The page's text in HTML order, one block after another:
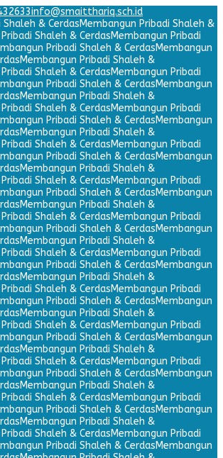
info@smaitthariq.sch.id
Shaleh & CerdasMembangun Pribadi Shaleh &
Shaleh & CerdasMembangun Pribadi
Pribadi Shaleh & CerdasMembangun
Membangun Pribadi Shaleh &
Shaleh & CerdasMembangun Pribadi
Pribadi Shaleh & CerdasMembangun
Membangun Pribadi Shaleh &
Shaleh & CerdasMembangun Pribadi
Pribadi Shaleh & CerdasMembangun
Membangun Pribadi Shaleh &
Shaleh & CerdasMembangun Pribadi
Pribadi Shaleh & CerdasMembangun
Membangun Pribadi Shaleh &
Shaleh & CerdasMembangun Pribadi
Pribadi Shaleh & CerdasMembangun
Membangun Pribadi Shaleh &
Shaleh & CerdasMembangun Pribadi
Pribadi Shaleh & CerdasMembangun
Membangun Pribadi Shaleh &
Shaleh & CerdasMembangun Pribadi
Pribadi Shaleh & CerdasMembangun
Membangun Pribadi Shaleh &
Shaleh & CerdasMembangun Pribadi
Pribadi Shaleh & CerdasMembangun
Membangun Pribadi Shaleh &
Shaleh & CerdasMembangun Pribadi
Pribadi Shaleh & CerdasMembangun
Membangun Pribadi Shaleh &
Shaleh & CerdasMembangun Pribadi
Pribadi Shaleh & CerdasMembangun
Membangun Pribadi Shaleh &
Shaleh & CerdasMembangun Pribadi
Pribadi Shaleh & CerdasMembangun
Membangun Pribadi Shaleh &
Shaleh & CerdasMembangun Pribadi
Pribadi Shaleh & CerdasMembangun